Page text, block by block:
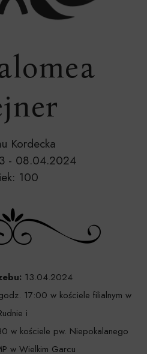
Kordecka
- 08.04.2024
100
13.04.2024
17:00 w kościele filialnym w
i
w kościele pw. Niepokalanego
w Wielkim Garcu